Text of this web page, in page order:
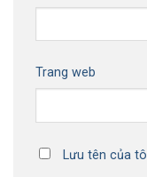
Trang web
Lưu tên của